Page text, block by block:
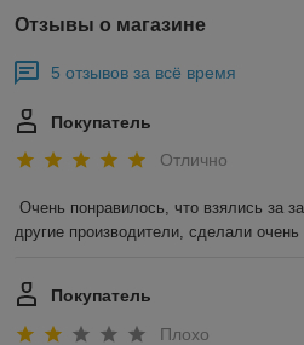
Отзывы о магазине
5 отзывов за всё время
Покупатель
Отлично
Очень понравилось, что взялись за
другие производители, сделали очень
Покупатель
Плохо